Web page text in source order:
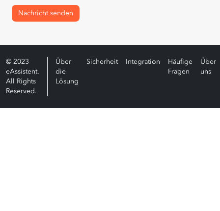
Nachricht senden
© 2023
eAssistent.
All Rights
Reserved.
Über
die
Lösung
Sicherheit Integration
Häufige
Fragen
Über
uns